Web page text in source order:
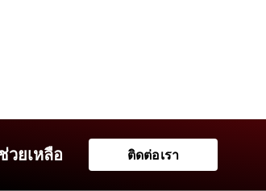
วยเหลือ ติดต่อเรา